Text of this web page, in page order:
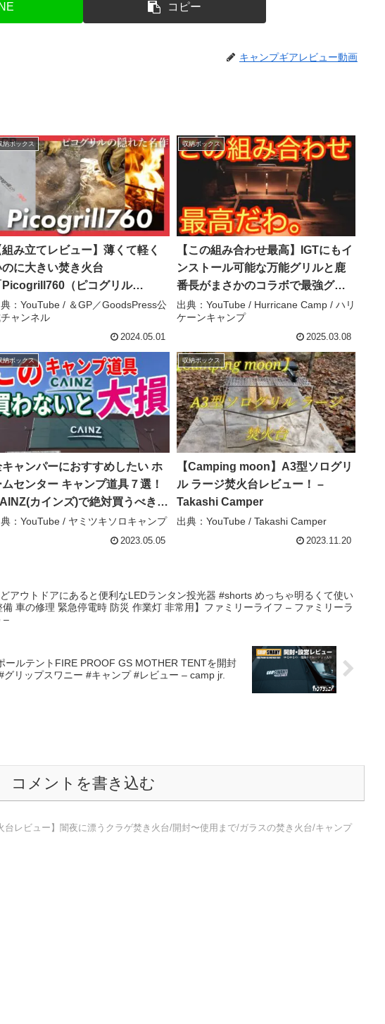
コピー
キャンプギアレビュー動画
納ボックス
組み立てレビュー】薄くて軽く
のに大きい焚き火台
Picogrill760（ピコグリル
）」大は小を兼ねる使い勝手の
さが魅力 #キャンプ #焚き火台
公式チャンネル
：YouTube / ＆GP／GoodsPress公
ャンネル
2024.05.01
収納ボックス
【この組み合わせ最高】IGTにもイ
ンストール可能な万能グリルと鹿
番長がまさかのコラボで最強グリ
ルが完成【キャプテンスタッグ】
【soomloom】【アウトドア】
#801 – Hurricane Camp / ハリケー
ンキャンプ
出典：YouTube / Hurricane Camp / ハリ
ケーンキャンプ
2025.03.08
納ボックス
キャンパーにおすすめしたい ホ
ムセンター キャンプ道具７選！
カインズ)で絶対買うべき
くて本当に使えるおすすめギア
定版！ – ヤミツキソロキャンプ
：YouTube / ヤミツキソロキャンプ
2023.05.05
収納ボックス
【Camping moon】A3型ソログリ
ル ラージ焚火台レビュー！ –
Takashi Camper
出典：YouTube / Takashi Camper
2023.11.20
アウトドアにあると便利なLEDランタン投光器 #shorts めっちゃ明るくて使い
車の修理 緊急停電時 防災 作業灯 非常用】ファミリーライフ – ファミリーラ
–
ールテントFIRE PROOF GS MOTHER TENTを開封
からの設営【一発録りナレーション入り】 #グリップスワニー #キャンプ #レビュー – camp jr.
コメントを書き込む
台レビュー】闇夜に漂うクラゲ焚き火台/開封〜使用まで/ガラスの焚き火台/キャンプ